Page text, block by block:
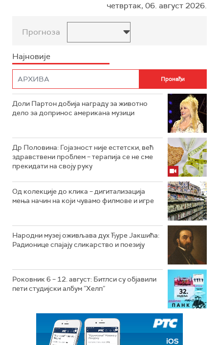
четвртак, 06. август 2026.
Прогноза
Најновије
Доли Партон добија награду за животно
дело за допринос американа музици
Др Половина: Гојазност није естетски, већ
здравствени проблем – терапија се не сме
прекидати на своју руку
Од колекције до клика – дигитализација
мења начин на који чувамо филмове и игре
Народни музеј оживљава дух Ђуре Јакшића:
Радионице спајају сликарство и поезију
Роковник 6 – 12. август: Битлси су објавили
пети студијски албум ”Хелп”